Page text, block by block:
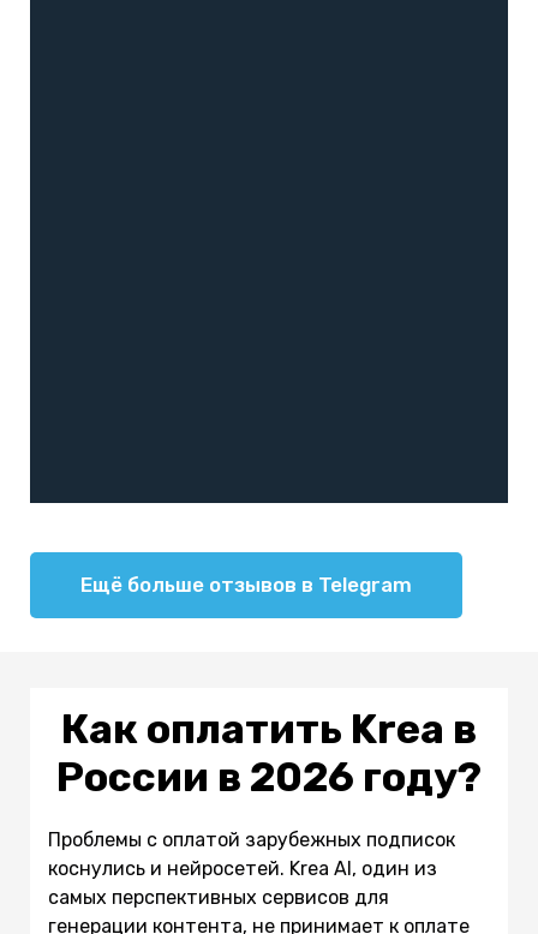
Ещё больше отзывов в Telegram
Как оплатить Krea в
России в 2026 году?
Проблемы с оплатой зарубежных подписок
коснулись и нейросетей. Krea AI, один из
самых перспективных сервисов для
генерации контента, не принимает к оплате